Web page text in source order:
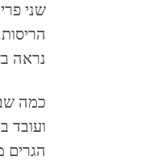
שני
נראה
כמה
הגרים